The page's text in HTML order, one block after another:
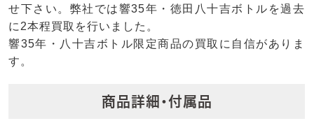
せ下さい。弊社では響35年・徳田八十吉ボトルを過去
に2本程買取を行いました。
響35年・八十吉ボトル限定商品の買取に自信がありま
す。
商品詳細・付属品